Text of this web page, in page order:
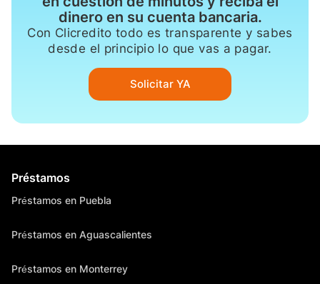
dinero en su cuenta bancaria.
Con Clicredito todo es transparente y sabes
desde el principio lo que vas a pagar.
Solicitar YA
Préstamos
Préstamos en Puebla
Préstamos en Aguascalientes
Préstamos en Monterrey